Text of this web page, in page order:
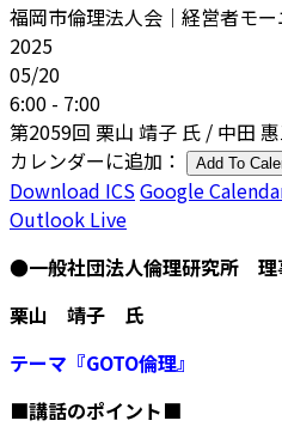
福岡市倫理法人会｜経営者モ
2025
05/20
6:00 - 7:00
第2059回 栗山 靖子 氏 / 中田
カレンダーに追加：
Add To
Download ICSGoogle
Outlook Live
●一般社団法人倫理研究所 理
栗山 靖子 氏
テーマ『GOTO倫理』
■講話のポイント■